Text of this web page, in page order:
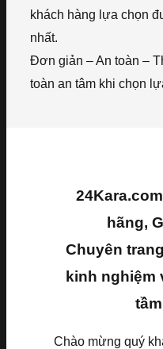
khách hàng lựa chọn
nhất.
Đơn giản – An toàn –
toàn an tâm khi chọn
hãng,
Chuyên
kinh nghiệm
Chào mừng quý